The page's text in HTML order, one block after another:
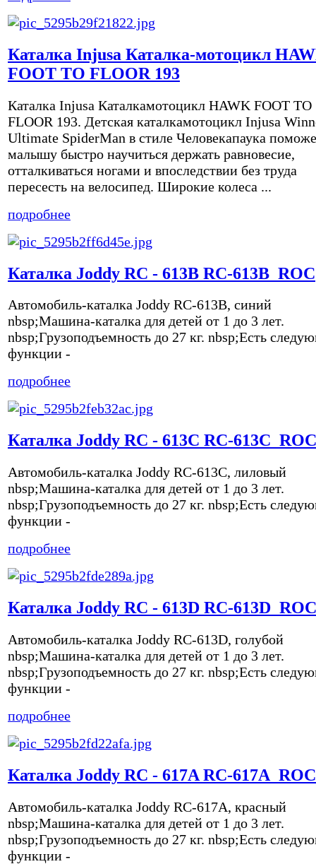
Каталка Injusa Каталка-мотоцикл
FOOT TO FLOOR 193
Каталка Injusa Каталкамотоцикл HAWK FOOT TO
FLOOR 193. Детская каталкамотоцикл Injusa
Ultimate SpiderMan в стиле Человекапаука
малышу быстро научиться держать равновесие,
отталкиваться ногами и впоследствии без труда
пересесть на велосипед. Широкие колеса ...
подробнее
Каталка Joddy RC - 613B RC-613B_ROC
Автомобиль-каталка Joddy RC-613B, синий
nbsp;Машина-каталка для детей от 1 до 3 лет.
nbsp;Грузоподъемность до 27 кг. nbsp;Есть
функции -
подробнее
Каталка Joddy RC - 613C RC-613C_ROC
Автомобиль-каталка Joddy RC-613C, лиловый
nbsp;Машина-каталка для детей от 1 до 3 лет.
nbsp;Грузоподъемность до 27 кг. nbsp;Есть
функции -
подробнее
Каталка Joddy RC - 613D RC-613D_ROC
Автомобиль-каталка Joddy RC-613D, голубой
nbsp;Машина-каталка для детей от 1 до 3 лет.
nbsp;Грузоподъемность до 27 кг. nbsp;Есть
функции -
подробнее
Каталка Joddy RC - 617A RC-617A_ROC
Автомобиль-каталка Joddy RC-617A, красный
nbsp;Машина-каталка для детей от 1 до 3 лет.
nbsp;Грузоподъемность до 27 кг. nbsp;Есть
функции -